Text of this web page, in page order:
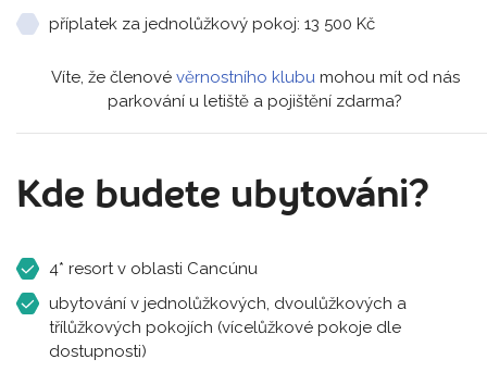
příplatek za jednolůžkový pokoj: 13 500 Kč
Víte, že členové věrnostního klubu mohou mít od nás
parkování u letiště a pojištění zdarma?
Kde budete ubytováni?
4* resort v oblasti Cancúnu
ubytování v jednolůžkových, dvoulůžkových a
třílůžkových pokojích (vícelůžkové pokoje dle
dostupnosti)